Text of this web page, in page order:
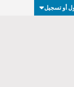
أو تسجيل